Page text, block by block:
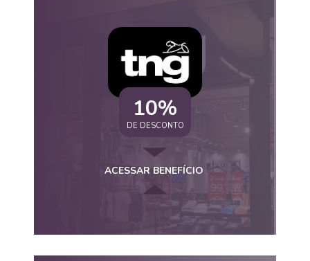
10%
DE DESCONTO
ACESSAR BENEFÍCIO